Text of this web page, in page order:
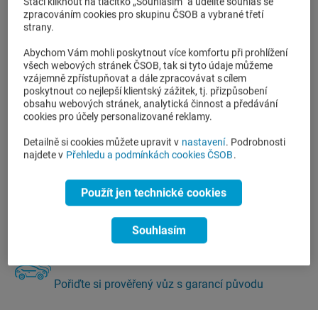
Spočítejte si svou Autopůjčku online
Katalog auto-moto výhod
Získejte slevu nebo zvýhodněné financování na
vozidla
Využijte výhodnou nabídku operativního leasingu
Pořiďte si prověřený vůz s garancí původu
zpracováním cookies pro skupinu ČSOB a vybrané třetí
strany.
Abychom Vám mohli poskytnout více komfortu při prohlížení
všech webových stránek ČSOB, tak si tyto údaje můžeme
vzájemně zpřístupňovat a dále zpracovávat s cílem
poskytnout co nejlepší klientský zážitek, tj. přizpůsobení
obsahu webových stránek, analytická činnost a předávání
cookies pro účely personalizované reklamy.
Detailně si cookies můžete upravit v nastavení. Podrobnosti
najdete v Přehledu a podmínkách cookies ČSOB.
Použít jen technické cookies
Souhlasím